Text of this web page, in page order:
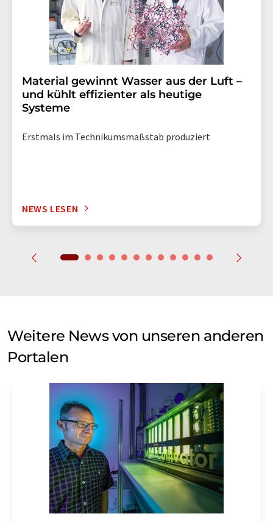
Material gewinnt Wasser aus der Luft –
und kühlt effizienter als heutige
Systeme
Erstmals im Technikumsmaßstab produziert
NEWS LESEN
Weitere News von unseren anderen
Portalen